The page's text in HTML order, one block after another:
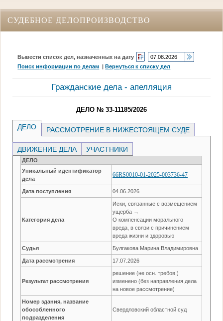
СУДЕБНОЕ ДЕЛОПРОИЗВОДСТВО
Вывести список дел, назначенных на дату
Поиск информации по делам |Вернуться к списку дел
Гражданские дела - апелляция
ДЕЛО № 33-11185/2026
ДЕЛО РАССМОТРЕНИЕ В НИЖЕСТОЯЩЕМ СУДЕ
ДВИЖЕНИЕ ДЕЛА УЧАСТНИКИ
ДЕЛО
Уникальный идентификатор
дела
66RS0010-01-2025-003736-47
Дата поступления 04.06.2026
Категория дела
Иски, связанные с возмещением
ущерба →
О компенсации морального
вреда, в связи с причинением
вреда жизни и здоровью
Судья Булгакова Марина Владимировна
Дата рассмотрения 17.07.2026
Результат рассмотрения
решение (не осн. требов.)
изменено (без направления дела
на новое рассмотрение)
Номер здания, название
обособленного
подразделения
Свердловский областной суд